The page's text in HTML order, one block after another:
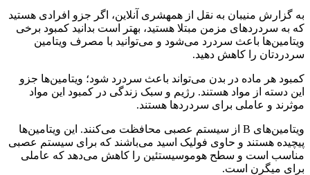
به گزارش منیبان به نقل از همهشری آنلاین، اگر جزو افرادی هستید
که به سردردهای مزمن مبتلا هستید، بهتر است بدانید کمبود برخی
ویتامین‌ها باعث سردرد می‌شود و می‌توانید با مصرف ویتامین
سردردتان را کاهش دهید.
کمبود هر ماده در بدن می‌تواند باعث سردرد شود؛ ویتامین‌ها جزو
این دسته از مواد هستند. رژیم و سبک زندگی در کمبود این مواد
موثرند و عاملی برای سردردها هستند.
ویتامین‌های B از سیستم عصبی محافظت می‌کنند. این ویتامین‌ها
پیچیده هستند و حاوی فولیک اسید می‌باشند که برای سیستم عصبی
مناسب است و سطح هوموسیستئین را کاهش می‌دهد که عاملی
برای میگرن است.